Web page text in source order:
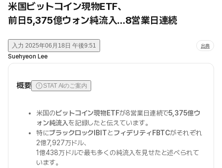
米国ビットコイン現物ETF、
前日5,375億ウォン純流入…8営業日連続
入力 2025年06月18日 午後9:51 出典
Suehyeon Lee
概要 STAT AIのご案内
米国のビットコイン現物ETFが8営業日連続で5,375億ウ
ォン純流入を記録したと伝えています。
特にブラックロックIBITとフィデリティFBTCがそれぞれ
2億7,927万ドル、
1億438万ドルで最も多くの純流入を見せたと述べられて
います。